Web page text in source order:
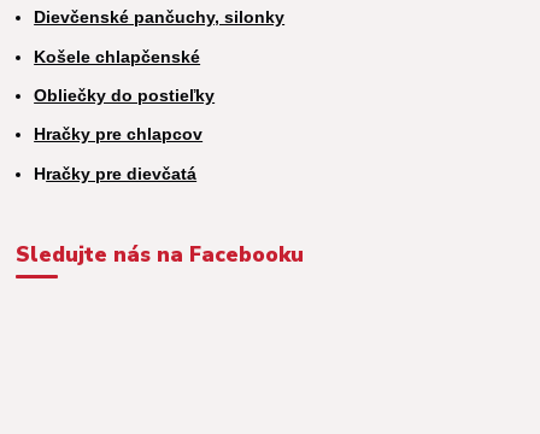
Dievčenské pančuchy, silonky
Košele chlapčenské
Obliečky do postieľky
Hračky pre chlapcov
Hračky pre dievčatá
Sledujte nás na Facebooku